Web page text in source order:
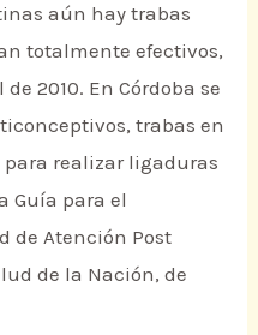
aún hay trabas
totalmente efectivos,
2010. En Córdoba se
trabas en
realizar ligaduras
Guía para el
de Atención Post
de la Nación, de